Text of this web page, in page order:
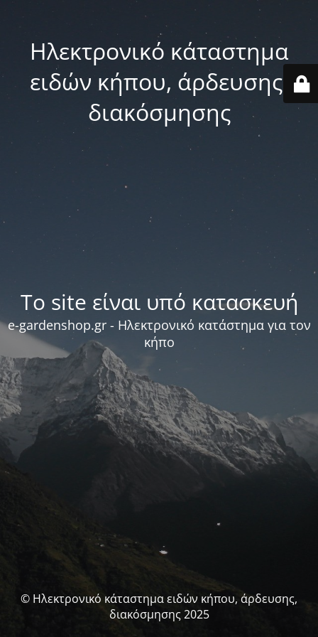
Ηλεκτρονικό κάταστημα
ειδών κήπου, άρδευσης,
διακόσμησης
Το site είναι υπό κατασκευή
e-gardenshop.gr - Ηλεκτρονικό κατάστημα για τον
κήπο
© Ηλεκτρονικό κάταστημα ειδών κήπου, άρδευσης,
διακόσμησης 2025